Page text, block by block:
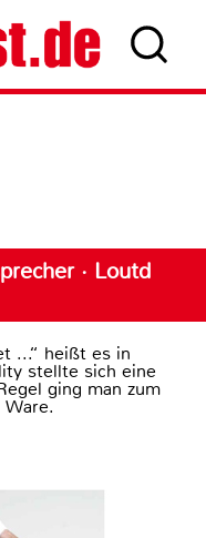
· Loutd
...“ heißt es in
stellte sich eine
ging man zum